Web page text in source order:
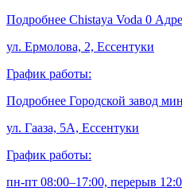
Подробнее Chistaya Voda 0
ул. Ермолова, 2, Ессентуки
График работы:
Подробнее Городской завод
ул. Гааза, 5А, Ессентуки
График работы:
пн-пт 08:00–17:00, перерыв